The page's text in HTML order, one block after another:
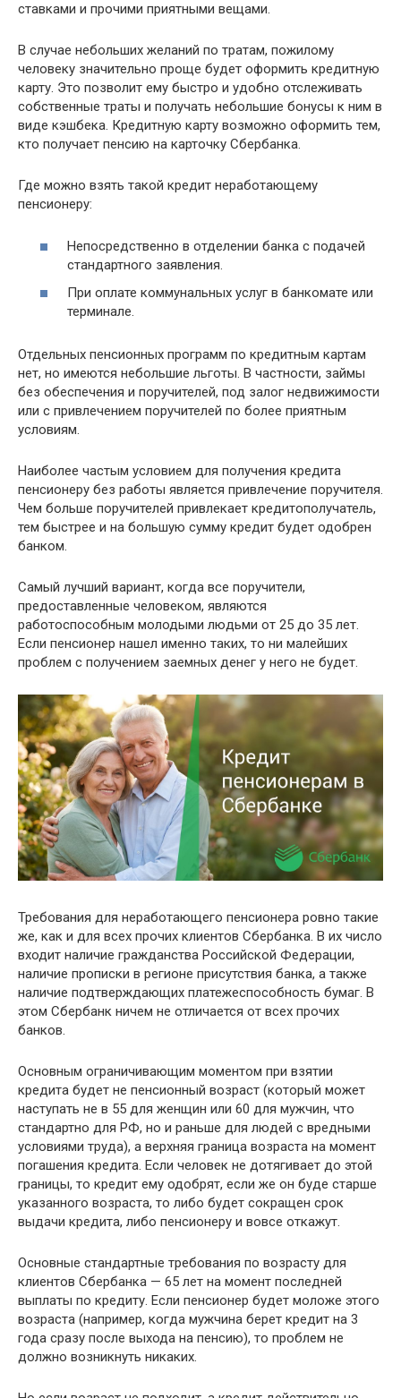
ставками и прочими приятными вещами.
В случае небольших желаний по тратам, пожилому
человеку значительно проще будет оформить кредитную
карту. Это позволит ему быстро и удобно отслеживать
собственные траты и получать небольшие бонусы к ним в
виде кэшбека. Кредитную карту возможно оформить тем,
кто получает пенсию на карточку Сбербанка.
Где можно взять такой кредит неработающему
пенсионеру:
Непосредственно в отделении банка с подачей
стандартного заявления.
При оплате коммунальных услуг в банкомате или
терминале.
Отдельных пенсионных программ по кредитным картам
нет, но имеются небольшие льготы. В частности, займы
без обеспечения и поручителей, под залог недвижимости
или с привлечением поручителей по более приятным
условиям.
Наиболее частым условием для получения кредита
пенсионеру без работы является привлечение поручителя.
Чем больше поручителей привлекает кредитополучатель,
тем быстрее и на большую сумму кредит будет одобрен
банком.
Самый лучший вариант, когда все поручители,
предоставленные человеком, являются
работоспособным молодыми людьми от 25 до 35 лет.
Если пенсионер нашел именно таких, то ни малейших
проблем с получением заемных денег у него не будет.
Требования для неработающего пенсионера ровно такие
же, как и для всех прочих клиентов Сбербанка. В их число
входит наличие гражданства Российской Федерации,
наличие прописки в регионе присутствия банка, а также
наличие подтверждающих платежеспособность бумаг. В
этом Сбербанк ничем не отличается от всех прочих
банков.
Основным ограничивающим моментом при взятии
кредита будет не пенсионный возраст (который может
наступать не в 55 для женщин или 60 для мужчин, что
стандартно для РФ, но и раньше для людей с вредными
условиями труда), а верхняя граница возраста на момент
погашения кредита. Если человек не дотягивает до этой
границы, то кредит ему одобрят, если же он буде старше
указанного возраста, то либо будет сокращен срок
выдачи кредита, либо пенсионеру и вовсе откажут.
Основные стандартные требования по возрасту для
клиентов Сбербанка — 65 лет на момент последней
выплаты по кредиту. Если пенсионер будет моложе этого
возраста (например, когда мужчина берет кредит на 3
года сразу после выхода на пенсию), то проблем не
должно возникнуть никаких.